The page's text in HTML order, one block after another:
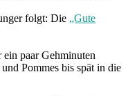
folgt: Die „Gute
paar Gehminuten
Pommes bis spät in die